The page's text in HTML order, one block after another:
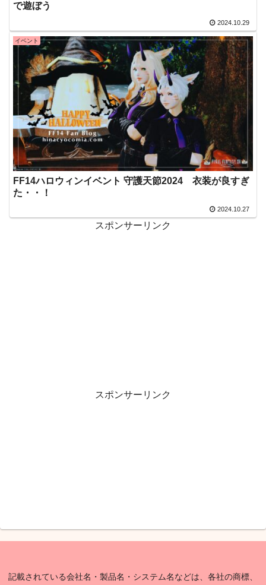
で遊ぼう
2024.10.29
イベント
FF14ハロウィンイベント 守護天節2024 衣装が良すぎ
た・・！
2024.10.27
スポンサーリンク
スポンサーリンク
記載されている会社名・製品名・システム名などは、各社の商標、